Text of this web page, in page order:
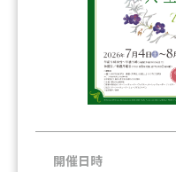
開催日時